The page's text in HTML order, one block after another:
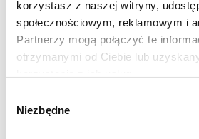
korzystasz z naszej witryny,
społecznościowym, reklamowym i
Partnerzy mogą połączyć te
otrzymanymi od Ciebie lub
zgody
Niezbędne